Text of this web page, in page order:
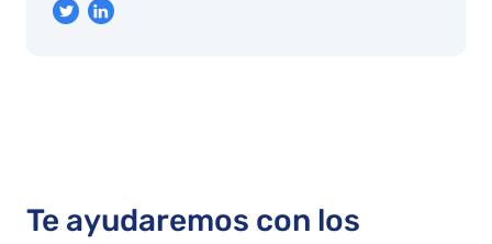
Te ayudaremos con los